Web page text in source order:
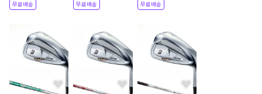
무료배송 무료배송 무료배송